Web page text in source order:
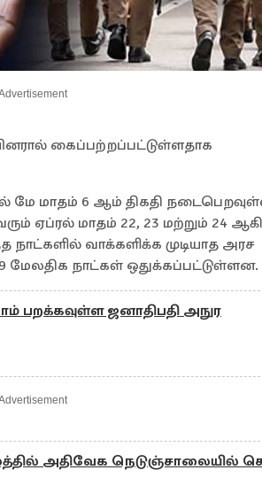
கைப்பற்றப்பட்டுள்ளதாக
மாதம் 6 ஆம் திகதி
ஏப்ரல் மாதம் 22, 23 மற்றும் 24
நாட்களில் வாக்களிக்க முடியாத அரச
மேலதிக நாட்கள் ஒதுக்கப்பட்டுள்ளன.
பறக்கவுள்ள ஜனாதிபதி அநுர
அதிவேக நெடுஞ்சாலையில்